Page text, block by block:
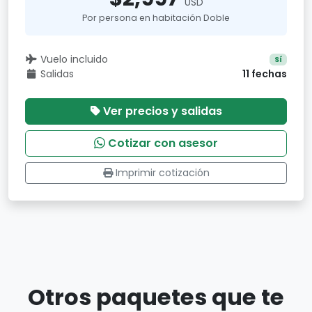
Por persona en habitación Doble
Vuelo incluido Sí
Salidas 11 fechas
Ver precios y salidas
Cotizar con asesor
Imprimir cotización
Otros paquetes que te